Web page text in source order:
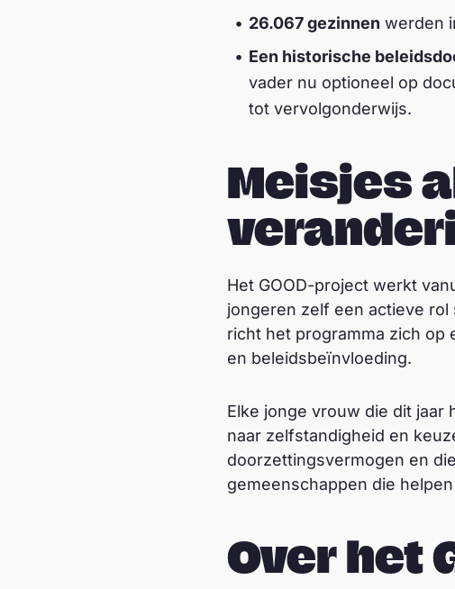
26.067 gezinnen werden
Een historische
vader nu optioneel op
tot vervolgonderwijs.
Meisjes
Het GOOD-project werkt
jongeren zelf een actieve
richt het programma zich op
en beleidsbeïnvloeding.
Elke jonge vrouw die dit
naar zelfstandigheid en
doorzettingsvermogen en
gemeenschappen die
Over het